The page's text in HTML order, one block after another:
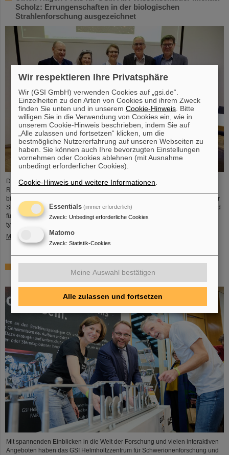
Scholz: Errungenschaften in der biologischen
Strahlenforschung ausgezeichnet
Der GSI/FAIR-Wissenschaftler Privatdozent Dr. Michael Scholz wurde im
Rahmen der diesjährigen Jahrestagung der Deutschen Gesellschaft für
biologische Strahlenforschung (DeGBS) in München für seine Beiträge in der
Strahlenforschung mit dem Ulrich-Hagen-Preis ausgezeichnet. Der Preis wird
für herausragende Verdienste in der deutschen Strahlenforschung –
typischerweise für ein Lebenswerk – vergeben.
Mehr »
in Berlin: GSI und FAIR ziehen positive Bilanz
Mit spannenden Einblicken in die Welt der Forschung und vielen interaktiven
Angeboten haben das GSI Helmholtzzentrum für Schwerionenforschung und
Wir respektieren Ihre Privatsphäre
Wir (GSI GmbH) verwenden Cookies auf „gsi.de“.
Einzelheiten zu den Arten von Cookies und ihrem Zweck
finden Sie unten und in unseremCookie-Hinweis . Bitte
willigen Sie in die Verwendung von Cookies ein, wie in
unserem Cookie-Hinweis beschrieben, indem Sie auf
„Alle zulassen und fortsetzen“ klicken, um die
bestmögliche Nutzererfahrung auf unseren Webseiten zu
haben. Sie können auch Ihre bevorzugten Einstellungen
vornehmen oder Cookies ablehnen (mit Ausnahme
unbedingt erforderlicher Cookies).
Cookie-Hinweis und weitere Informationen
Essentials (immer erforderlich)
Zweck: Unbedingt erforderliche Cookies
Matomo
Zweck: Statistik-Cookies
Meine Auswahl bestätigen
Alle zulassen und fortsetzen